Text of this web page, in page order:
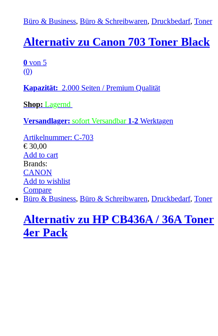
Büro & Business, Büro & Schreibwaren, Druckbedarf, Toner
Alternativ zu Canon 703 Toner Black
0 von 5
(0)
Kapazität: 2.000 Seiten / Premium Qualität
Shop: Lagernd
Versandlager: sofort Versandbar 1-2 Werktagen
Artikelnummer: C-703
€ 30,00
Add to cart
Brands:
CANON
Add to wishlist
Compare
Büro & Business, Büro & Schreibwaren, Druckbedarf, Toner
Alternativ zu HP CB436A / 36A Toner
4er Pack